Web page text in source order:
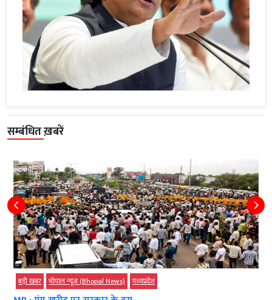
सम्बंधित ख़बरें
बड़ी खबर भोपाल न्यूज़ (Bhopal News) मध्‍यप्रदेश